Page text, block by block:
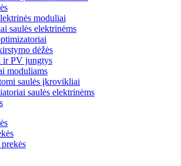
moduliai
saulės elektrinėms
dėžės
ir PV jungtys
moduliams
saulės įkrovikliai
saulės elektrinėms